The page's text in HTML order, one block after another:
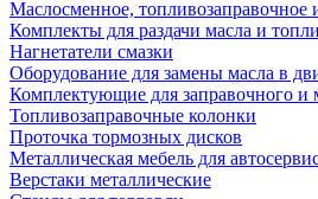
Маслосменное, топливозаправочное
Комплекты для раздачи масла и
Нагнетатели смазки
Оборудование для замены масла в
Комплектующие для заправочного и
Топливозаправочные колонки
Проточка тормозных дисков
Металлическая мебель для
Верстаки металлические